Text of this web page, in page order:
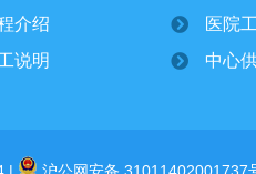
介绍
说明
医院
中心